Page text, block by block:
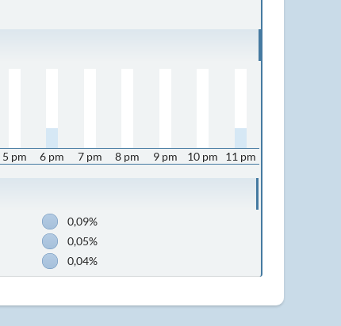
5 pm 6 pm 7 pm 8 pm 9 pm 10 pm 11 pm
0,09%
0,05%
0,04%